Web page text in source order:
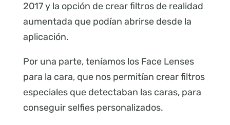
2017 y la opción de crear filtros de realidad
aumentada que podían abrirse desde la
aplicación.
Por una parte, teníamos los Face Lenses
para la cara, que nos permitían crear filtros
especiales que detectaban las caras, para
conseguir selfies personalizados.